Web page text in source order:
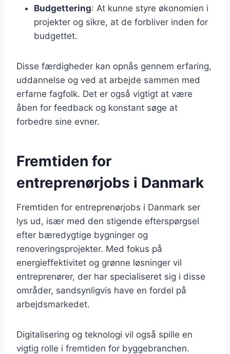
Budgettering: At kunne styre økonomien i
projekter og sikre, at de forbliver inden for
budgettet.
Disse færdigheder kan opnås gennem erfaring,
uddannelse og ved at arbejde sammen med
erfarne fagfolk. Det er også vigtigt at være
åben for feedback og konstant søge at
forbedre sine evner.
Fremtiden for
entreprenørjobs i Danmark
Fremtiden for entreprenørjobs i Danmark ser
lys ud, især med den stigende efterspørgsel
efter bæredygtige bygninger og
renoveringsprojekter. Med fokus på
energieffektivitet og grønne løsninger vil
entreprenører, der har specialiseret sig i disse
områder, sandsynligvis have en fordel på
arbejdsmarkedet.
Digitalisering og teknologi vil også spille en
vigtig rolle i fremtiden for byggebranchen.